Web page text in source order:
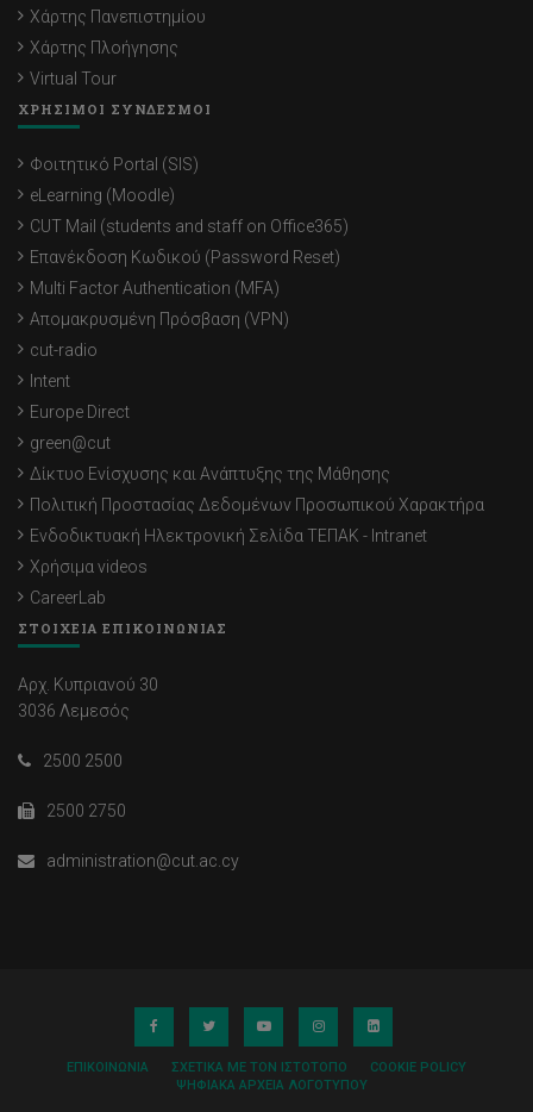
Χάρτης Πανεπιστημίου
Χάρτης Πλοήγησης
Virtual Tour
ΧΡΗΣΙΜΟΙ ΣΥΝΔΕΣΜΟΙ
Φοιτητικό Portal (SIS)
eLearning (Moodle)
CUT Mail (students and staff on Office365)
Επανέκδοση Κωδικού (Password Reset)
Multi Factor Authentication (MFA)
Απομακρυσμένη Πρόσβαση (VPN)
cut-radio
Intent
Europe Direct
green@cut
Δίκτυο Ενίσχυσης και Ανάπτυξης της Μάθησης
Πολιτική Προστασίας Δεδομένων Προσωπικού Χαρακτήρα
Ενδοδικτυακή Ηλεκτρονική Σελίδα ΤΕΠΑΚ - Intranet
Χρήσιμα videos
CareerLab
ΣΤΟΙΧΕΙΑ ΕΠΙΚΟΙΝΩΝΙΑΣ
Αρχ. Κυπριανού 30
3036 Λεμεσός
2500 2500
2500 2750
administration@cut.ac.cy
ΕΠΙΚΟΙΝΩΝΊΑ ΣΧΕΤΙΚΆ ΜΕ ΤΟΝ ΙΣΤΌΤΟΠΟ
COOKIE POLICY
ΨΗΦΙΑΚΆ ΑΡΧΕΊΑ ΛΟΓΌΤΥΠΟΥ